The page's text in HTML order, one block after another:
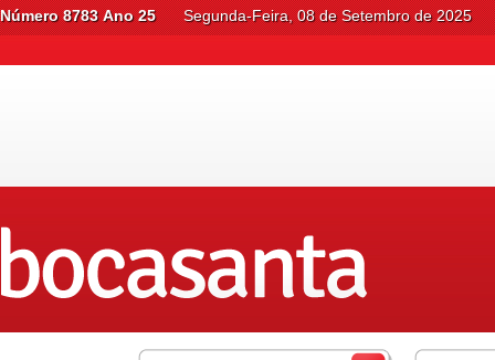
Número 8783 Ano 25 Segunda-Feira, 08 de Setembro de 2025